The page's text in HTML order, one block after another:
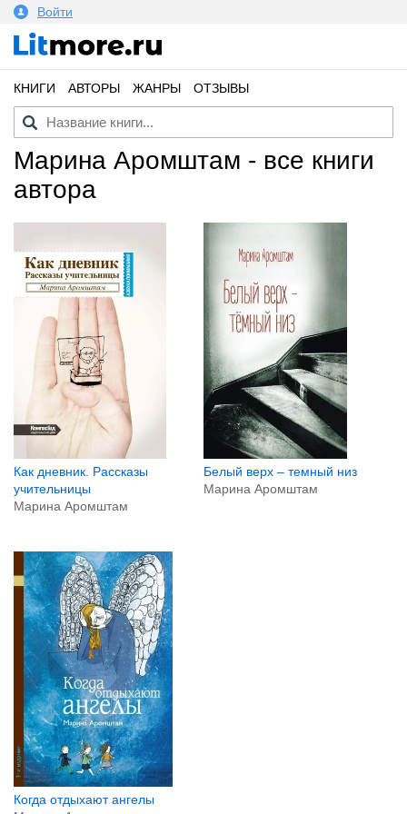
Войти
КНИГИ АВТОРЫ ЖАНРЫ ОТЗЫВЫ
Марина Аромштам - все книги
автора
Как дневник. Рассказы
учительницы
Марина Аромштам
Белый верх – темный низ
Марина Аромштам
Когда отдыхают ангелы